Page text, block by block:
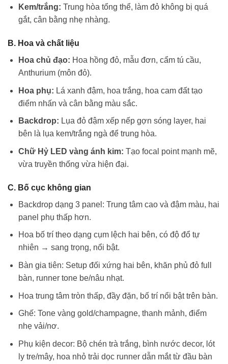
Kem/trắng: Trung hòa tổng thể, làm đỏ không bị quá
gắt, cân bằng nhẹ nhàng.
B. Hoa và chất liệu
Hoa chủ đạo: Hoa hồng đỏ, mẫu đơn, cẩm tú cầu,
Anthurium (môn đỏ).
Hoa phụ: Lá xanh đậm, hoa trắng, hoa cam đất tạo
điểm nhấn và cân bằng màu sắc.
Backdrop: Lụa đỏ đậm xếp nếp gợn sóng layer, hai
bên là lụa kem/trắng ngà để trung hòa.
Chữ Hỷ LED vàng ánh kim: Tạo focal point mạnh mẽ,
vừa truyền thống vừa hiện đại.
C. Bố cục không gian
Backdrop dạng 3 panel: Trung tâm cao và đậm màu, hai
panel phụ thấp hơn.
Hoa bố trí theo dạng cụm lệch hai bên, có độ đổ tự
nhiên → sang trọng, nổi bật.
Bàn gia tiên: Setup đối xứng hai bên, khăn phủ đỏ full
bàn, runner tone be/nâu nhạt.
Hoa trung tâm tròn thấp, đầy đặn, bố trí nổi bật trên bàn.
Ghế: Tone vàng gold/champagne, thanh mảnh, điểm
nhẹ vải/nơ.
Phụ kiện decor: Bộ chén trà trắng, bình nước decor, lót
ly tre/mây, hoa nhỏ trải dọc runner dẫn mắt từ đầu bàn